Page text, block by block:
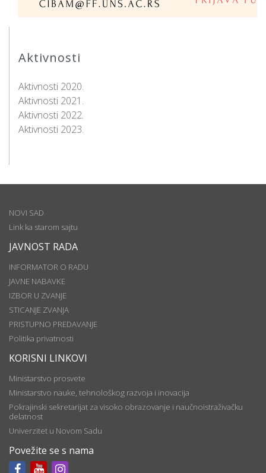
Aktivnosti
Aktivnosti 2020.
Aktivnosti 2021.
Aktivnosti 2022.
Aktivnosti 2023.
NOVI SAD
Link ka starom sajtu
JAVNOST RADA
INFORMATOR O RADU
JAVNE NABAVKE
IZBOR U ZVANJE
STICANJE ZVANJA
PRISTUPNO PREDAVANJE
Politika privatnosti
KORISNI LINKOVI
Ministarstvo prosvete
Ministarstvo nauke, tehnološkog razvoja i inovacija
Pokrajinski sekretarijat za visoko obrazovanje i naučnoistraživačku
delatnost
Univerzitet u Novom Sadu
Povežite se s nama